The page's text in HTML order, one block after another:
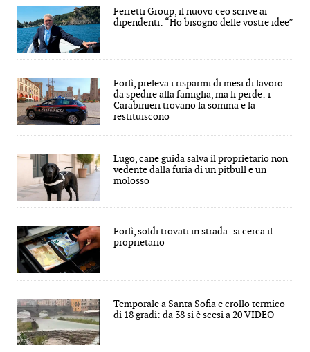
Ferretti Group, il nuovo ceo scrive ai
dipendenti: “Ho bisogno delle vostre idee”
Forlì, preleva i risparmi di mesi di lavoro
da spedire alla famiglia, ma li perde: i
Carabinieri trovano la somma e la
restituiscono
Lugo, cane guida salva il proprietario non
vedente dalla furia di un pitbull e un
molosso
Forlì, soldi trovati in strada: si cerca il
proprietario
Temporale a Santa Sofia e crollo termico
di 18 gradi: da 38 si è scesi a 20 VIDEO